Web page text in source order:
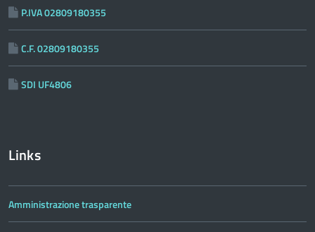
P.IVA 02809180355
C.F. 02809180355
SDI UF4806
Links
Amministrazione trasparente